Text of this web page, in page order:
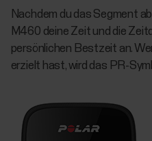
Nachdem du das Segment
M460 deine Zeit und die
persönlichen Bestzeit an.
erzielt hast, wird das PR-